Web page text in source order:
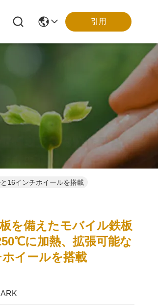
引用
16インチホイールを搭載
を備えたモバイル鉄板
に加熱、拡張可能な
イールを搭載